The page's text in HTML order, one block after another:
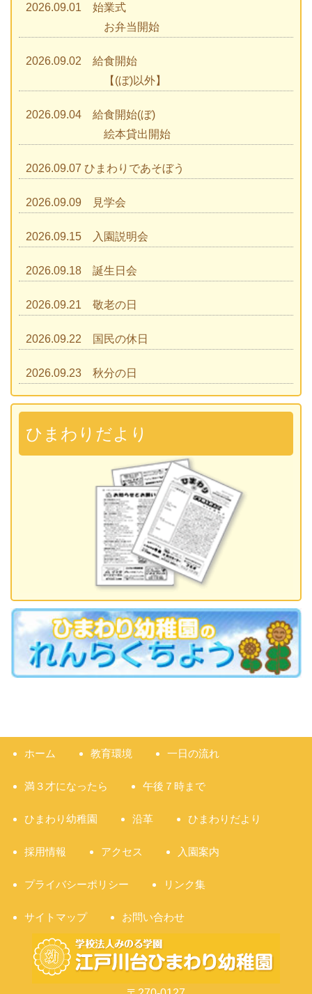
2026.09.01 始業式
お弁当開始
2026.09.02 給食開始
【(ぼ)以外】
2026.09.04 給食開始(ぼ)
絵本貸出開始
2026.09.07 ひまわりであそぼう
2026.09.09 見学会
2026.09.15 入園説明会
2026.09.18 誕生日会
2026.09.21 敬老の日
2026.09.22 国民の休日
2026.09.23 秋分の日
2026.09.28 運動会
準備説明会
ひまわりだより
ホーム 教育環境 一日の流れ
満３才になったら 午後７時まで
ひまわり幼稚園 沿革 ひまわりだより
採用情報 アクセス 入園案内
プライバシーポリシー リンク集
サイトマップ お問い合わせ